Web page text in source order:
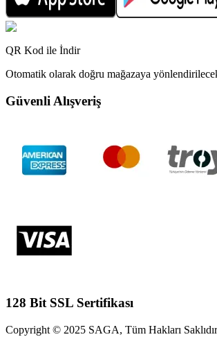
QR Kod ile İndir
Otomatik olarak doğru mağazaya
Güvenli Alışveriş
128 Bit SSL Sertifikası
Copyright © 2025 SAGA, Tüm Hakları